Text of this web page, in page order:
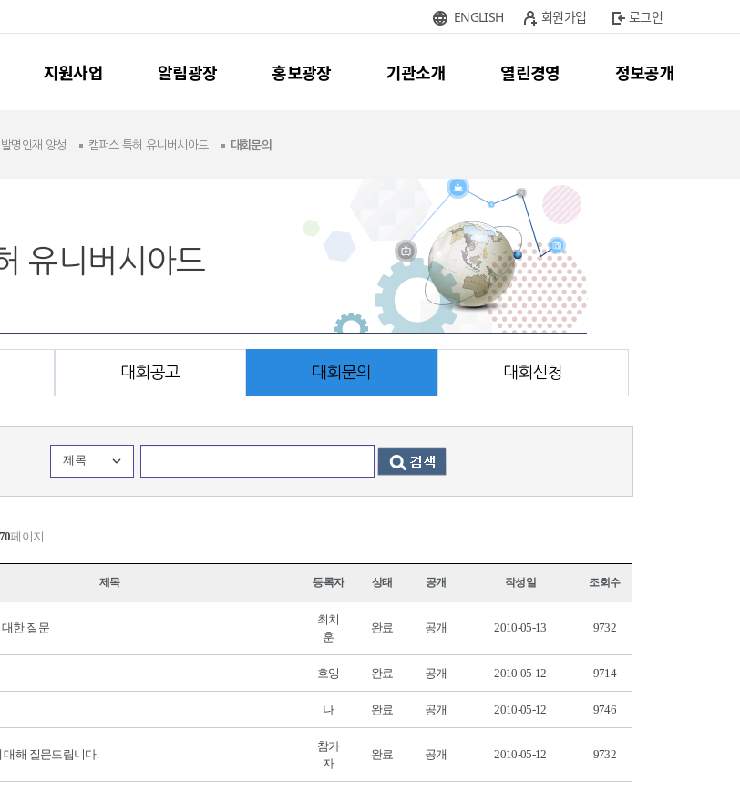
ENGLISH 회원가입 로그인
지원사업 알림광장 홍보광장 기관소개 열린경영 정보공개
명인재 양성 캠퍼스 특허 유니버시아드 대회문의
유니버시아드
대회공고 대회문의 대회신청
제목
페이지
제목 등록자 상태 공개 작성일 조회수
한 질문
최치
훈
완료 공개 2010-05-13 9732
흐잉 완료 공개 2010-05-12 9714
나 완료 공개 2010-05-12 9746
대해 질문드립니다.
참가
자
완료 공개 2010-05-12 9732